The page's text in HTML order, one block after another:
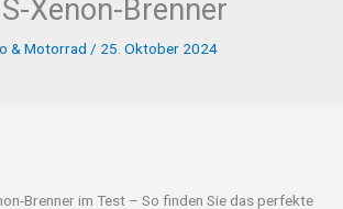
Xenon-Brenner
& Motorrad / 25. Oktober 2024
Brenner im Test – So finden Sie das perfekte